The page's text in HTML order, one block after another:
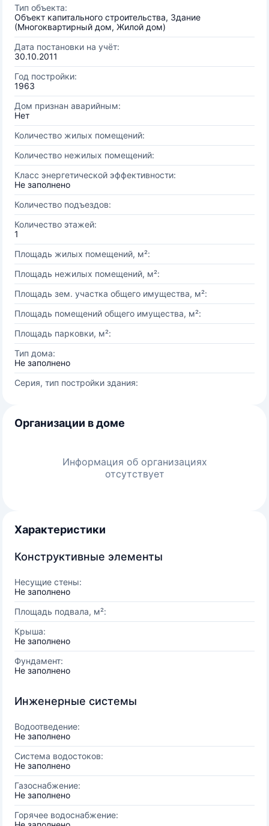
Тип объекта:
Объект капитального строительства, Здание
(Многоквартирный дом, Жилой дом)
Дата постановки на учёт:
30.10.2011
Год постройки:
1963
Дом признан аварийным:
Нет
Количество жилых помещений:
Количество нежилых помещений:
Класс энергетической эффективности:
Не заполнено
Количество подъездов:
Количество этажей:
1
Площадь жилых помещений, м²:
Площадь нежилых помещений, м²:
Площадь зем. участка общего имущества, м²:
Площадь помещений общего имущества, м²:
Площадь парковки, м²:
Тип дома:
Не заполнено
Серия, тип постройки здания:
Организации в доме
Информация об организациях
отсутствует
Характеристики
Конструктивные элементы
Несущие стены:
Не заполнено
Площадь подвала, м²:
Крыша:
Не заполнено
Фундамент:
Не заполнено
Инженерные системы
Водоотведение:
Не заполнено
Система водостоков:
Не заполнено
Газоснабжение:
Не заполнено
Горячее водоснабжение: